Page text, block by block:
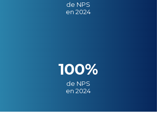
de NPS
en 2024
100%
de NPS
en 2024